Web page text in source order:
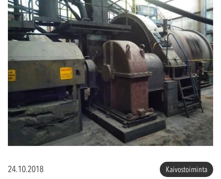
24.10.2018 Kaivostoiminta